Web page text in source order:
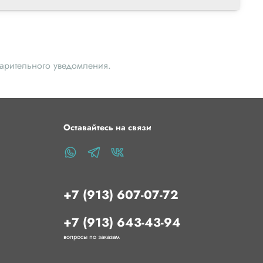
экструдера.
– наружная резьба
фитинг М6 обеспечивает фиксацию тефлоновой
уведомления.
Оставайтесь на связи
+7 (913) 607-07-72
+7 (913) 643-43-94
вопросы по заказам